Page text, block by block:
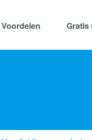
Voordelen Gratis